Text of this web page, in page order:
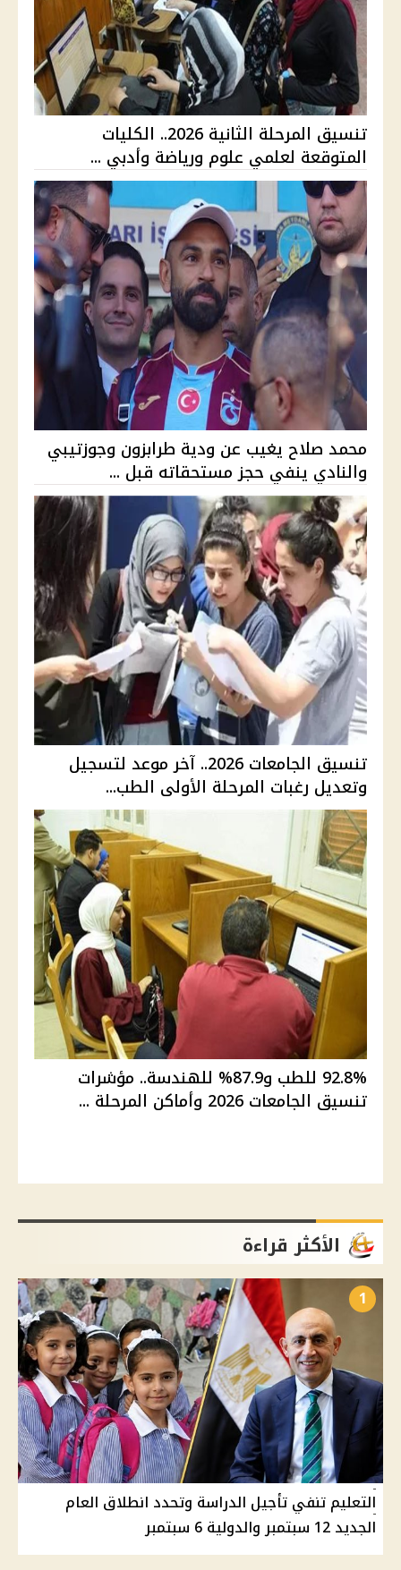
تنسيق المرحلة الثانية 2026.. الكليات
المتوقعة لعلمي علوم ورياضة وأدبي ...
محمد صلاح يغيب عن ودية طرابزون وجوزتيبي
والنادي ينفي حجز مستحقاته قبل ...
تنسيق الجامعات 2026.. آخر موعد لتسجيل
وتعديل رغبات المرحلة الأولى الطب...
92.8% للطب و87.9% للهندسة.. مؤشرات
تنسيق الجامعات 2026 وأماكن المرحلة ...
الأكثر قراءة
1
التعليم تنفي تأجيل الدراسة وتحدد انطلاق العام
الجديد 12 سبتمبر والدولية 6 سبتمبر